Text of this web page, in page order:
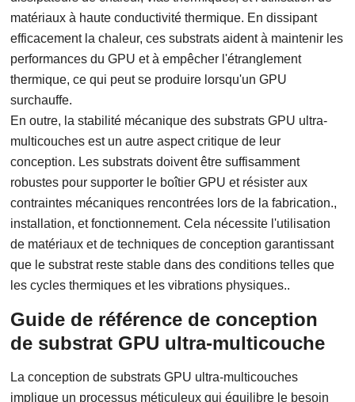
matériaux à haute conductivité thermique. En dissipant
efficacement la chaleur, ces substrats aident à maintenir les
performances du GPU et à empêcher l'étranglement
thermique, ce qui peut se produire lorsqu'un GPU
surchauffe.
En outre, la stabilité mécanique des substrats GPU ultra-
multicouches est un autre aspect critique de leur
conception. Les substrats doivent être suffisamment
robustes pour supporter le boîtier GPU et résister aux
contraintes mécaniques rencontrées lors de la fabrication.,
installation, et fonctionnement. Cela nécessite l'utilisation
de matériaux et de techniques de conception garantissant
que le substrat reste stable dans des conditions telles que
les cycles thermiques et les vibrations physiques..
Guide de référence de conception
de substrat GPU ultra-multicouche
La conception de substrats GPU ultra-multicouches
implique un processus méticuleux qui équilibre le besoin